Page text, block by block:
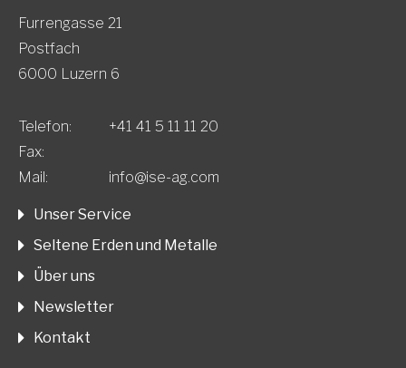
Furrengasse 21
Postfach
6000 Luzern 6
Telefon:
+41 41 5 11 11 20
Fax:
Mail:
info@ise-ag.com
Unser Service
Seltene Erden und Metalle
Über uns
Newsletter
Kontakt